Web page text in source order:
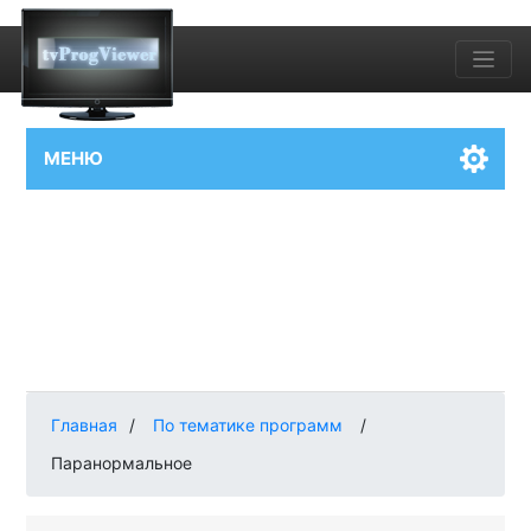
МЕНЮ
Главная / По тематике программ
/
Паранормальное